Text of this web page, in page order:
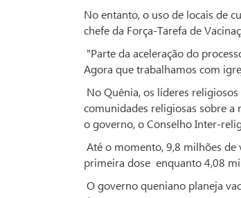
No entanto, o uso de locais de
chefe da Força-Tarefa de
"Parte da aceleração do
Agora que trabalhamos com
No Quênia, os líderes
comunidades religiosas sobre a
o governo, o Conselho Inter-
Até o momento, 9,8 milhões de
primeira dose enquanto 4,08
O governo queniano planeja